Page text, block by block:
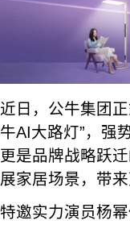
近日，公牛集团
牛AI大路灯”，强
更是品牌战略跃
展家居场景，带
特邀实力演员杨